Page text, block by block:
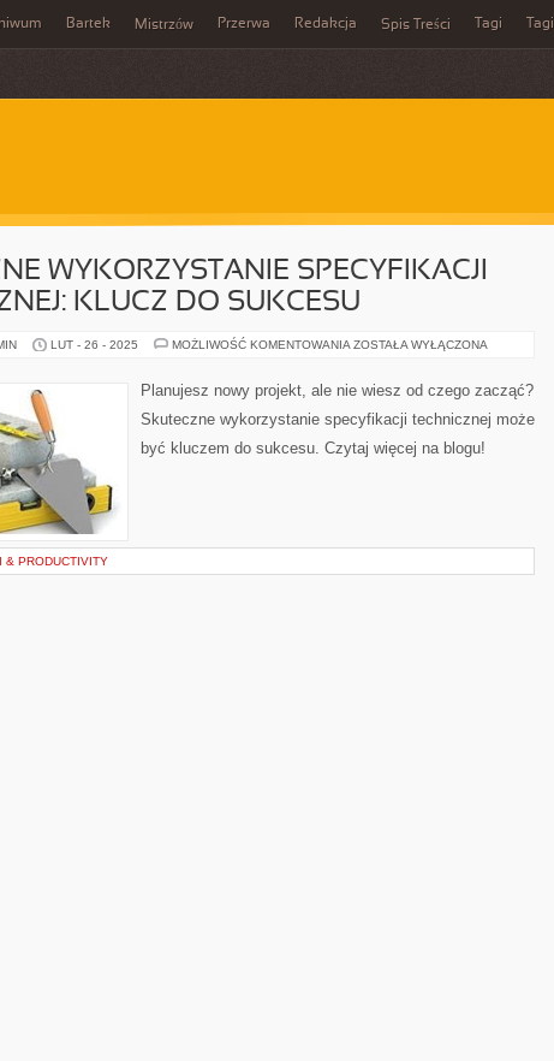
Bartek Mistrzów Przerwa Redakcja Spis Treści Tagi Tagi
WYKORZYSTANIE SPECYFIKACJI
KLUCZ DO SUKCESU
LUT - 26 - 2025 MOŻLIWOŚĆ KOMENTOWANIA SKUTECZNE
TECHNICZNEJ:
KLUCZ
SUKCESU
ZOSTAŁA WYŁĄCZONA
Planujesz nowy projekt, ale nie wiesz od czego zacząć?
Skuteczne wykorzystanie specyfikacji technicznej może
być kluczem do sukcesu. Czytaj więcej na blogu!
& PRODUCTIVITY